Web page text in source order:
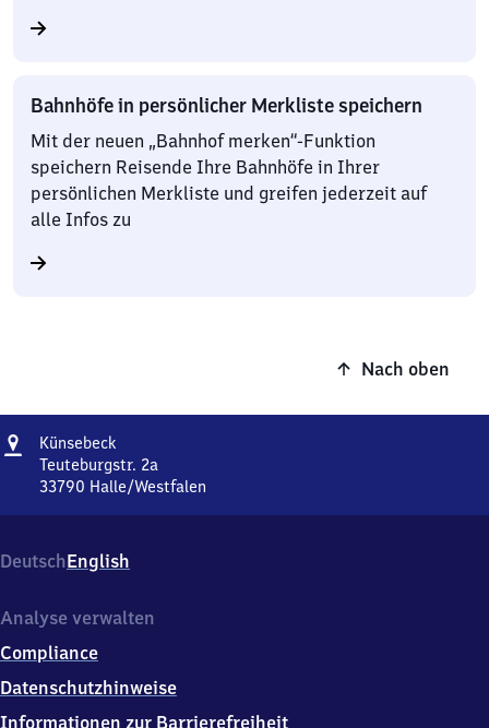
Bahnhöfe in persönlicher Merkliste speichern
Mit der neuen „Bahnhof merken“-Funktion
speichern Reisende Ihre Bahnhöfe in Ihrer
persönlichen Merkliste und greifen jederzeit auf
alle Infos zu
Nach oben
Adresse
Künsebeck
Teuteburgstr. 2a
33790 Halle/Westfalen
2a,
3
7
0
Halle/Westfalen
DeutschEnglish
Analyse verwalten
Compliance
Datenschutzhinweise
Informationen zur Barrierefreiheit